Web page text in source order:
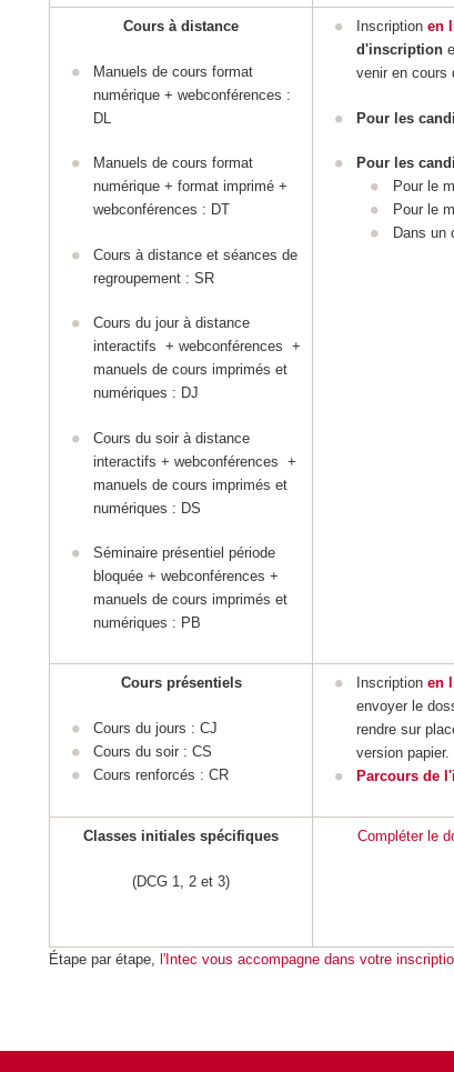
Cours à distance
Manuels de cours format
numérique + webconférences :
DL
Manuels de cours format
numérique + format imprimé +
webconférences : DT
Cours à distance et séances de
regroupement : SR
Cours du jour à distance
interactifs + webconférences +
manuels de cours imprimés et
numériques : DJ
Cours du soir à distance
interactifs + webconférences +
manuels de cours imprimés et
numériques : DS
Séminaire présentiel période
bloquée + webconférences +
manuels de cours imprimés et
numériques : PB
Inscriptionen
d'inscription
venir en cours
Pour les
Pour les
Pour le
Pour le
Dans un
Cours présentiels
Cours du jours : CJ
Cours du soir : CS
Cours renforcés : CR
Inscriptionen
envoyer le
rendre sur
version papier.
Parcours de
Classes initiales spécifiques
(DCG 1, 2 et 3)
Compléter le
Étape par étape, l'Intec vous accompagne dans votre